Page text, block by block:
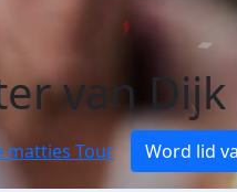
van Dijk
matties Tour Word lid